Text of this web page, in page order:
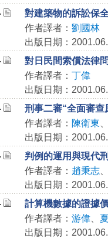
對建築物的訴訟保
作者譯者： 劉國林
出版日期：
對日民間索償法律
作者譯者： 丁偉
出版日期：
刑事二審“全面審查
作者譯者： 陳衛東
出版日期：
判例的運用與現代
作者譯者： 趙秉志
出版日期：
計算機數據的證據
作者譯者： 游偉、
出版日期：